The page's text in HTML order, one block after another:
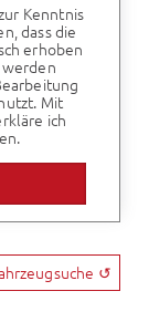
Kenntnis
dass die
erhoben
Mit
ich
↺